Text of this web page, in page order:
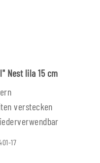
Nest lila 15 cm
verstecken
17